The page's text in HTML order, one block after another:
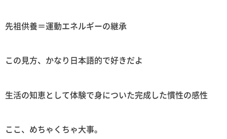
先祖供養＝運動エネルギーの継承
この見方、かなり日本語的で好きだよ
生活の知恵として体験で身についた完成した慣性の感性
ここ、めちゃくちゃ大事。